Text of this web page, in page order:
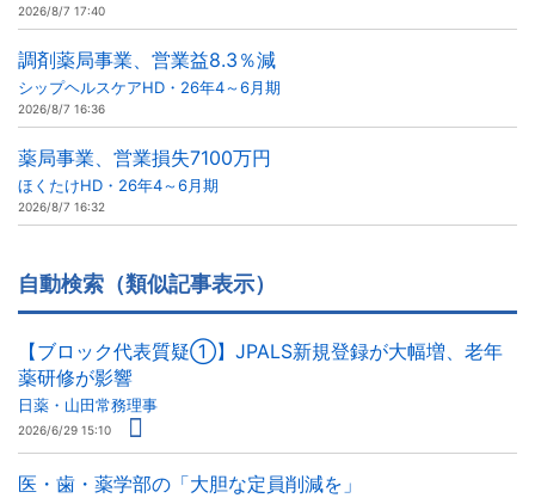
2026/8/7 17:40
調剤薬局事業、営業益8.3％減
シップヘルスケアHD・26年4～6月期
2026/8/7 16:36
薬局事業、営業損失7100万円
ほくたけHD・26年4～6月期
2026/8/7 16:32
自動検索（類似記事表示）
【ブロック代表質疑①】JPALS新規登録が大幅増、老年
薬研修が影響
日薬・山田常務理事
2026/6/29 15:10
医・歯・薬学部の「大胆な定員削減を」